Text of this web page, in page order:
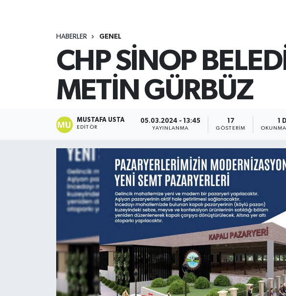
HABERLER GENEL
CHP SİNOP
METİN GÜRBÜZ
MUSTAFA USTA
EDITÖR
05.03.2024 - 13:45
YAYINLANMA
17
GÖSTERIM
1
OKUNMA